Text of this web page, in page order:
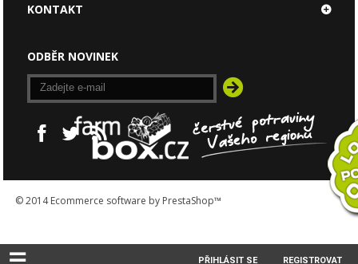
© 2014Ecommerce software by PrestaShop™
KONTAKT
ODBĚR NOVINEK
PŘIHLÁSIT SE REGISTROVAT